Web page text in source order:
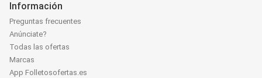
Información
Preguntas frecuentes
Anúnciate?
Todas las ofertas
Marcas
App Folletosofertas.es